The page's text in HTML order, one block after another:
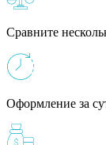
Сравните
Оформление за